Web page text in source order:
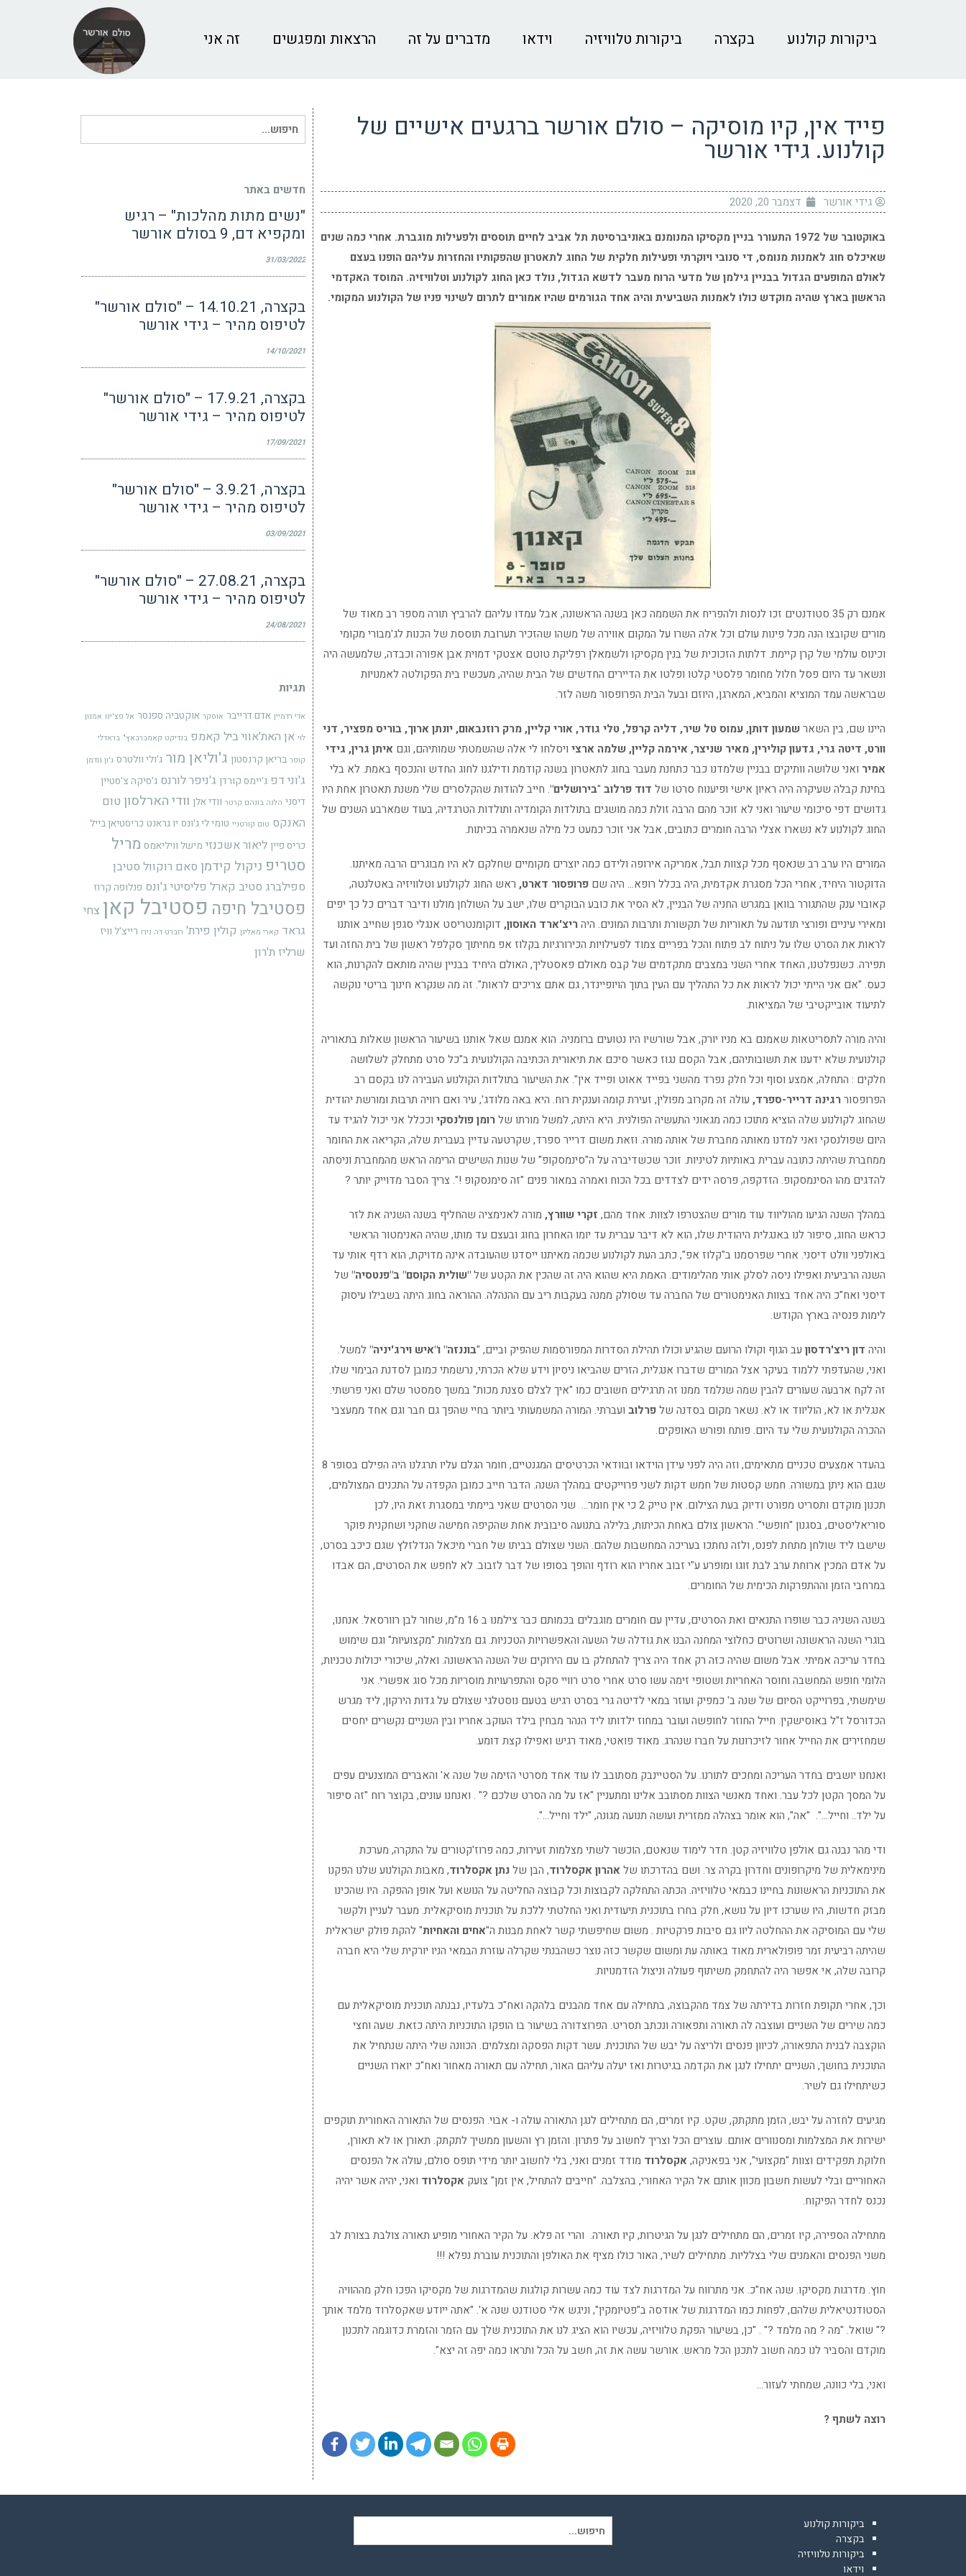
ביקורות קולנוע בקצרה ביקורות טלוויזיה וידאו מדברים על זה הרצאות ומפגשים זה אני
פייד אין, קיו מוסיקה – סולם אורשר ברגעים אישיים של
קולנוע. גידי אורשר
גידי אורשר דצמבר 20, 2020
באוקטובר של 1972 התעורר בניין מקסיקו המנומנם באוניברסיטת תל אביב לחיים תוססים ולפעילות מוגברת. אחרי כמה שנים
שאיכלס חוג לאמנות מנומס, די סנובי ויוקרתי ופעילות חלקית של החוג לתאטרון שהפקותיו והחזרות עליהם הופנו בעצם
לאולם המופעים הגדול בבניין גילמן של מדעי הרוח מעבר לדשא הגדול, נולד כאן החוג לקולנוע וטלוויזיה. המוסד האקדמי
הראשון בארץ שהיה מוקדש כולו לאמנות השביעית והיה אחד הגורמים שהיו אמורים לתרום לשינוי פניו של הקולנוע המקומי.
אמנם רק 35 סטודנטים זכו לנסות ולהפריח את השממה כאן בשנה הראשונה, אבל עמדו עליהם להרביץ תורה מספר רב מאוד של
מורים שקובצו הנה מכל פינות עולם וכל אלה השרו על המקום אווירה של משהו שהזכיר תערובת תוססת של הכנות לג'מבורי מקומי
וכינוס עולמי של קרן קיימת. דלתות הזכוכית של בנין מקסיקו ולשמאלן רפליקת טוטם אצטקי דמוית אבן אפורה וכבדה, שלמעשה היה
ונשאר עד היום פסל חלול מחומר פלסטי קלטו ופלטו את הדיירים החדשים של הבית שהיה, מעכשיו בית הפקולטה לאמנויות
שבראשה עמד המוציא והמביא, המארגן, היוזם ובעל הבית הפרופסור משה לזר.
היינו שם, בין השארשמעון דותן, עמוס טל שיר, דליה קרפל, טלי גודר, אורי קליין, מרק רוזנבאום, יונתן ארוך, בוריס מפציר, דני
וורט, דיטה גרי, גדעון קולירין, מאיר שניצר, אירמה קליין, שלמה ארצי ויסלחו לי אלה שהשמטתי שמותיהם, וגם איתן גרין, גידי
אמיר ואני שלושה וותיקים בבניין שלמדנו כבר כתחנת מעבר בחוג לתאטרון בשנה קודמת ודילגנו לחוג החדש והנכסף באמת. לא בלי
בחינת קבלה שעיקרה היה ראיון אישי ופיענוח סרטו של דוד פרלוב "בירושלים". חייב להודות שהקלסרים שלי משנת תאטרון אחת היו
גדושים דפי סיכומי שיעור ואני לא זוכר מהם הרבה זולת כמה מושגים בתולדות הקומדיה ותולדות הטרגדיה, בעוד שמארבע השנים של
החוג לקולנוע לא נשארו אצלי הרבה חומרים כתובים, אבל אני זוכר כמעט כל מילה שנאמרה בכיתות.
המורים היו ערב רב שנאסף מכל קצוות תבל, אמריקה אירופה ולידם כמה יוצרים מקומיים שחלקם לא היו מבוגרים הרבה מאיתנו.
הדוקטור היחיד, אחרי הכל מסגרת אקדמית, היה בכלל רופא… היה שם פרופסור דארט, ראש החוג לקולנוע וטלוויזיה באטלנטה,
קאובוי ענק שהתגורר בוואן במגרש החניה של הבניין, לא הסיר את כובע הבוקרים שלו, ישב על השולחן מולנו ודיבר דברים כל כך יפים
ומאירי עיניים ופורצי תודעה על תאוריות של תקשורת ותרבות המונים. היהריצ'ארד האוסון, דוקומנטריסט אנגלי סגפן שחייב אותנו
לראות את הסרט שלו על ניתוח לב פתוח והכל בפריים צמוד לפעילויות הכירורגיות בקלוז אפ מחיתוך סקלפל ראשון של בית החזה ועד
תפירה. כשנפלטנו, האחד אחרי השני במצבים מתקדמים של קבס מאולם פאסטליך, האולם היחיד בבניין שהיה מותאם להקרנות, הוא
כעס. "אם אני הייתי יכול לראות את כל התהליך עם העין בתוך הויופיינדר, גם אתם צריכים לראות". זה מה שנקרא חינוך בריטי נוקשה
לתיעוד אובייקטיבי של המציאות.
והיה מורה לתסריטאות שאמנם בא מניו יורק, אבל שורשיו היו נטועים ברומניה. הוא אמנם שאל אותנו בשיעור הראשון שאלות בתאוריה
קולנועית שלא ידענו את תשובותיהם, אבל הקסם נגוז כאשר סיכם את תיאורית הכתיבה הקולנועית ב"כל סרט מתחלק לשלושה
חלקים : התחלה, אמצע וסוף וכל חלק נפרד מהשני בפייד אאוט ופייד אין". את השיעור בתולדות הקולנוע העבירה לנו בקסם רב
הפרופסוררגינה דרייר-ספרד, עולה זה מקרוב מפולין, זעירת קומה וענקית רוח. היא באה מלודג', עיר ואם רוויה תרבות ומורשת יהודית
שהחוג לקולנוע שלה הוציא מתוכו כמה מגאוני התעשיה הפולנית. היא היתה, למשל מורתו שלרומן פולנסקי וככלל אני יכול להגיד עד
היום שפולנסקי ואני למדנו מאותה מחברת של אותה מורה. וזאת משום דרייר ספרד, שקרטעה עדיין בעברית שלה, הקריאה את החומר
ממחברת שהיתה כתובה עברית באותיות לטיניות. זוכר שכשדיברה על ה"סינמסקופ" של שנות השישים הרימה הראש מהמחברת וניסתה
להדגים מהו הסינמסקופ. הזדקפה, פרסה ידים לצדדים בכל הכוח ואמרה במאור פנים "זה סימנסקופ !". צריך הסבר מדוייק יותר ?
במהלך השנה הגיעו מהוליווד עוד מורים שהצטרפו לצוות. אחד מהם, זקרי שוורץ, מורה לאנימציה שהחליף בשנה השניה את לזר
כראש החוג, סיפור לנו באנגלית היהודית שלו, הוא לא דיבר עברית עד יומו האחרון בחוג ובעצם עד מותו, שהיה האנימטור הראשי
באולפני וולט דיסני. אחרי שפרסמנו ב"קלוז אפ", כתב העת לקולנוע שכמה מאיתנו ייסדנו שהעובדה אינה מדויקת, הוא רדף אותי עד
השנה הרביעית ואפילו ניסה לסלק אותי מהלימודים. האמת היא שהוא היה זה שהכין את הקטע של"שולית הקוסם" ב"פנטסיה" של
דיסני ואח"כ היה אחד בצוות האנימטורים של החברה עד שסולק ממנה בעקבות ריב עם ההנהלה. ההוראה בחוג היתה בשבילו עיסוק
לימות פנסיה בארץ הקודש.
והיה דון ריצ'רדסון עב הגוף וקולו הרועם שהגיע וכולו תהילת הסדרות המפורסמות שהפיק וביים, "בוננזה" ו"איש וירג'יניה"למשל.
ואני, שהעדפתי ללמוד בעיקר אצל המורים שדברו אנגלית, הזרים שהביאו ניסיון וידע שלא הכרתי, נרשמתי כמובן לסדנת הבימוי שלו.
זה לקח ארבעה שעורים להבין שמה שנלמד ממנו זה תרגילים חשובים כמו "איך לצלם סצנת מכות" במשך סמסטר שלם ואני פרשתי.
אנגלית או לא, הוליווד או לא. נשאר מקום בסדנה שלפרלוב ועברתי. המורה המשמעותי ביותר בחיי שהפך גם חבר וגם אחד ממעצבי
ההכרה הקולנועית שלי עד היום. פותח ופורש האופקים.
בהעדר אמצעים טכניים מתאימים, וזה היה לפני עידן הוידאו ובוודאי הכרטיסים המגנטיים, חומר הגלם עליו תרגלנו היה הפילם בסופר 8
שגם הוא ניתן במשורה. חמש קסטות של חמש דקות לשני פרוייקטים במהלך השנה. הדבר חייב כמובן הקפדה על התכנים המצולמים,
תכנון מוקדם ותסריט מפורט ודיוק בעת הצילום. אין טייק 2 כי אין חומר… שני הסרטים שאני ביימתי במסגרת זאת היו, לכן
סוריאליסטים, בסגנון "חופשי". הראשון צולם באחת הכיתות, בלילה בתנועה סיבובית אחת שהקיפה חמישה שחקני ושחקנית פוקר
שישבו ליד שולחן מתחת לפנס, ולזה נחתכו בעריכה המחשבות שלהם. השני שצולם בביתו של חברי מיכאל הנדלזלץ שגם כיכב בסרט,
על אדם המכין ארוחת ערב לבת זוגו ומופרע ע"י זבוב אחריו הוא רודף והופך בסופו של דבר לזבוב. לא לחפש את הסרטים, הם אבדו
במרחבי הזמן וההתפרקות הכימית של החומרים.
בשנה השניה כבר שופרו התנאים ואת הסרטים, עדיין עם חומרים מוגבלים בכמותם כבר צילמנו ב 16 מ"מ, שחור לבן רוורסאל. אנחנו,
בוגרי השנה הראשונה ושרוטים כחלוצי המחנה הבנו את גודלה של השעה והאפשרויות הטכניות. גם מצלמות "מקצועיות" וגם שימוש
בחדר עריכה אמיתי. אבל משום שהיה כזה רק אחד היה צריך להתחלק בו עם הירוקים של השנה הראשונה. ואלה, שיכורי יכולות טכניות,
הלומי חופש המחשבה וחוסר האחריות ושטופי זימה עשו סרט אחרי סרט רוויי סקס והתפרעויות מוסריות מכל סוג אפשרי. אני
שימשתי, בפרוייקט הסיום של שנה ב' כמפיק ועוזר במאי לדיטה גרי בסרט רגיש בטעם נוסטלגי שצולם על גדות הירקון, ליד מגרש
הכדורסל ז"ל באוסישקין. חייל החוזר לחופשה ועובר במחוז ילדותו ליד הנהר מבחין בילד העוקב אחריו ובין השניים נקשרים יחסים
שמחזירים את החייל אחור לזיכרונות על חברו שנהרג. מאוד פואטי, מאוד רגיש ואפילו קצת דומע.
ואנחנו יושבים בחדר העריכה ומחכים לתורנו. על הסטיינבק מסתובב לו עוד אחד מסרטי הזימה של שנה א' והאברים המוצנעים עפים
על המסך הקטן לכל עבר. ואחד מאנשי הצוות מסתובב אלינו ומתעניין "אז על מה הסרט שלכם ?" . ואנחנו עונים, בקוצר רוח "זה סיפור
על ילד.. וחייל…". "אה", הוא אומר בצהלה ממזרית ועושה תנועה מגונה, "ילד וחייל…".
ודי מהר נבנה גם אולפן טלוויזיה קטן. חדר לימוד שנאטם, הוכשר לשתי מצלמות זעירות, כמה פרוז'קטורים על התקרה, מערכת
מינימאלית של מיקרופונים וחדרון בקרה צר. ושם בהדרכתו של אהרון אקסלרוד, הבן שלנתן אקסלרוד, מאבות הקולנוע שלנו הפקנו
את התוכניות הראשונות בחיינו כבמאי טלוויזיה. הכתה התחלקה לקבוצות וכל קבוצה החליטה על הנושא ועל אופן ההפקה. היו שהכינו
מבזק חדשות, היו שערכו דיון על נושא, חלק בחרו בתוכנית תיעודית ואני החלטתי ללכת על תוכנית מוסיקאלית. מעבר לעניין ולקשר
שלי עם המוסיקה את ההחלטה ליוו גם סיבות פרקטיות . משום שחיפשתי קשר לאחת מבנות ה"אחים והאחיות" להקת פולק ישראלית
שהיתה רביעית זמר פופולארית מאוד באותה עת ומשום שקשר כזה נוצר כשהבנתי שקרלה עוזרת הבמאי הניו יורקית שלי היא חברה
קרובה שלה, אי אפשר היה להתחמק משיתוף פעולה וניצול הזדמנויות.
וכך, אחרי תקופת חזרות בדירתה של צמד מהקבוצה, בתחילה עם אחד מהבנים בלהקה ואח"כ בלעדיו, נבנתה תוכנית מוסיקאלית עם
כמה שירים של השניים ועוצבה לה תאורה ותפאורה ונכתב תסריט. הפרוצדורה בשיעור בו הופקו התוכניות היתה כזאת. שעה וחצי
הוקצבה לבנית התפאורה, לכיוון פנסים ולריצה על יבש של התוכנית. עשר דקות הפסקה ומצלמים. הכוונה שלי היתה שנתחיל את
התוכנית בחושך, השניים יתחילו לנגן את הקדמה בגיטרות ואז יעלה עליהם האור, תחילה עם תאורה מאחור ואח"כ יוארו השניים
כשיתחילו גם לשיר.
מגיעים לחזרה על יבש, הזמן מתקתק, שקט. קיו זמרים, הם מתחילים לנגן התאורה עולה ו- אבוי. הפנסים של התאורה האחורית תוקפים
ישירות את המצלמות ומסנוורים אותם. עוצרים הכל וצריך לחשוב על פתרון. והזמן רץ והשעון ממשיך לתקתק. תאורן או לא תאורן,
חלוקת תפקידים וצוות "מקצועי", אני בפאניקה, אקסלרוד מודד זמנים ואני, בלי לחשוב יותר מידי תופס סולם, עולה אל הפנסים
האחוריים ובלי לעשות חשבון מכוון אותם אל הקיר האחורי, בהצלבה. "חייבים להתחיל, אין זמן" צועק אקסלרוד ואני, יהיה אשר יהיה
נכנס לחדר הפיקוח.
מתחילה הספירה, קיו זמרים, הם מתחילים לנגן על הגיטרות, קיו תאורה. והרי זה פלא. על הקיר האחורי מופיע תאורה צולבת בצורת לב
משני הפנסים והאמנים שלי בצלליות. מתחילים לשיר, האור כולו מציף את האולפן והתוכנית עוברת נפלא !!!
חוץ. מדרגות מקסיקו. שנה אח"כ. אני מתרווח על המדרגות לצד עוד כמה עשרות קולגות שהמדרגות של מקסיקו הפכו חלק מההוויה
הסטודנטיאלית שלהם, לפחות כמו המדרגות של אודסה ב"פטיומקין", וניגש אלי סטודנט שנה א'. "אתה ייודע שאקסלרוד מלמד אותך
?" שואל. "מה ? מה מלמד ?" . "כן, בשיעור הפקת טלוויזיה, עכשיו הוא הציג לנו את התוכנית שלך עם הזמר והזמרת כדוגמה לתכנון
מוקדם והסביר לנו כמה חשוב לתכנן הכל מראש. אורשר עשה את זה, חשב על הכל ותראו כמה יפה זה יצא".
ואני, בלי כוונה, שמחתי לעזור…
רוצה לשתף ?
חיפוש
עבור:
חדשים באתר
"נשים מתות מהלכות" – רגיש
ומקפיא דם, 9 בסולם אורשר
31/03/2022
בקצרה, 14.10.21 – "סולם אורשר"
לטיפוס מהיר – גידי אורשר
14/10/2021
בקצרה, 17.9.21 – "סולם אורשר"
לטיפוס מהיר – גידי אורשר
17/09/2021
בקצרה, 3.9.21 – "סולם אורשר"
לטיפוס מהיר – גידי אורשר
03/09/2021
בקצרה, 27.08.21 – "סולם אורשר"
לטיפוס מהיר – גידי אורשר
24/08/2021
תגיות
אדי רדמיין אדם דרייבר אוסקר אוקטביה ספנסר אל פצ'ינו אמנון
לוי אן האת'אוויביל קאמפ בנדיקט קאמברבאץ" בראדלי
קופר בריאן קרנסטון ג'וליאן מור ג'ולי וולטרס ג'ון גודמן
ג'וני דפ ג'יימס קורדן ג'ניפר לורנס ג'סיקה צ'סטיין
דיסני הלנה בונהם קרטר וודי אלן וודי הארלסון טום
האנקס טום קורטניי טומי לי ג'ונס יו גראנט כריסטיאן בייל
כריס פיין ליאור אשכנזי מישל וויליאמס מריל
סטריפ ניקול קידמן סאם רוקוול סטיבן
ספילברג סטיב קארל פליסיטי ג'ונס פנלופה קרוז
פסטיבל חיפה פסטיבל קאן צחי
גראד קארי מאליגן קולין פירת' רוברט דה נירו רייצ'ל וויז
שרליז ת'רון
ביקורות קולנוע
בקצרה
ביקורות טלוויזיה
וידאו
עבור: